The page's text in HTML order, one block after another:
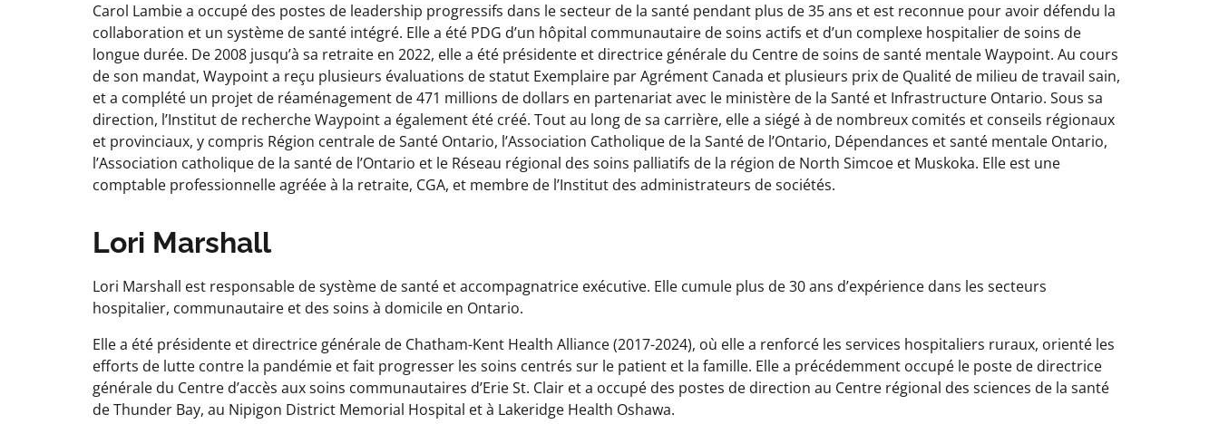
Carol Lambie a occupé des postes de leadership progressifs dans le secteur de la santé pendant plus de 35 ans et est reconnue pour avoir défendu la
collaboration et un système de santé intégré. Elle a été PDG d’un hôpital communautaire de soins actifs et d’un complexe hospitalier de soins de
longue durée. De 2008 jusqu’à sa retraite en 2022, elle a été présidente et directrice générale du Centre de soins de santé mentale Waypoint. Au cours
de son mandat, Waypoint a reçu plusieurs évaluations de statut Exemplaire par Agrément Canada et plusieurs prix de Qualité de milieu de travail sain,
et a complété un projet de réaménagement de 471 millions de dollars en partenariat avec le ministère de la Santé et Infrastructure Ontario. Sous sa
direction, l’Institut de recherche Waypoint a également été créé. Tout au long de sa carrière, elle a siégé à de nombreux comités et conseils régionaux
et provinciaux, y compris Région centrale de Santé Ontario, l’Association Catholique de la Santé de l’Ontario, Dépendances et santé mentale Ontario,
l’Association catholique de la santé de l’Ontario et le Réseau régional des soins palliatifs de la région de North Simcoe et Muskoka. Elle est une
comptable professionnelle agréée à la retraite, CGA, et membre de l’Institut des administrateurs de sociétés.
Lori Marshall
Lori Marshall est responsable de système de santé et accompagnatrice exécutive. Elle cumule plus de 30 ans d’expérience dans les secteurs
hospitalier, communautaire et des soins à domicile en Ontario.
Elle a été présidente et directrice générale de Chatham-Kent Health Alliance (2017-2024), où elle a renforcé les services hospitaliers ruraux, orienté les
efforts de lutte contre la pandémie et fait progresser les soins centrés sur le patient et la famille. Elle a précédemment occupé le poste de directrice
générale du Centre d’accès aux soins communautaires d’Erie St. Clair et a occupé des postes de direction au Centre régional des sciences de la santé
de Thunder Bay, au Nipigon District Memorial Hospital et à Lakeridge Health Oshawa.